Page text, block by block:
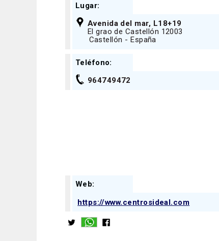
Lugar:
Avenida del mar, L18+19
El grao de Castellón 12003
Castellón - España
Teléfono:
964749472
Web:
https://www.centrosideal.com